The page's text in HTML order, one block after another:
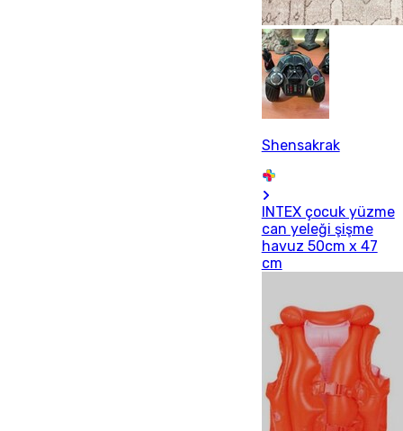
Shensakrak
INTEX çocuk yüzme
can yeleği şişme
havuz 50cm x 47
cm